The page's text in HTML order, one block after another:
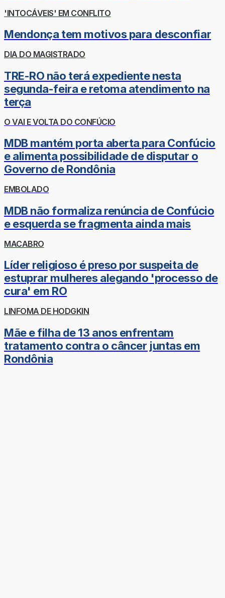
'INTOCÁVEIS' EM CONFLITO
Mendonça tem motivos para desconfiar
DIA DO MAGISTRADO
TRE-RO não terá expediente nesta
segunda-feira e retoma atendimento na
terça
O VAI E VOLTA DO CONFÚCIO
MDB mantém porta aberta para Confúcio
e alimenta possibilidade de disputar o
Governo de Rondônia
EMBOLADO
MDB não formaliza renúncia de Confúcio
e esquerda se fragmenta ainda mais
MACABRO
Líder religioso é preso por suspeita de
estuprar mulheres alegando 'processo de
cura' em RO
LINFOMA DE HODGKIN
Mãe e filha de 13 anos enfrentam
tratamento contra o câncer juntas em
Rondônia